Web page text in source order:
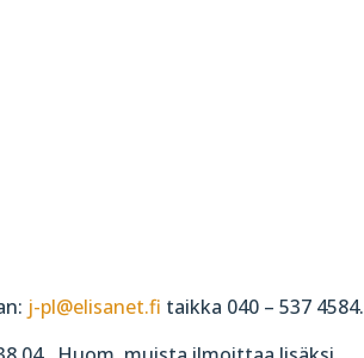
j-pl@elisanet.fi taikka 040 – 537 4584.